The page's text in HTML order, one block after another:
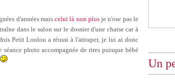
d'années maiscelui là non plusje n'ose pas le
dans le salon sur le dossier d'une chaise car à
Petit Loulou a réussi à l'attraper, je lui ai donc
photo accompagnée de rires puisque bébé
Un